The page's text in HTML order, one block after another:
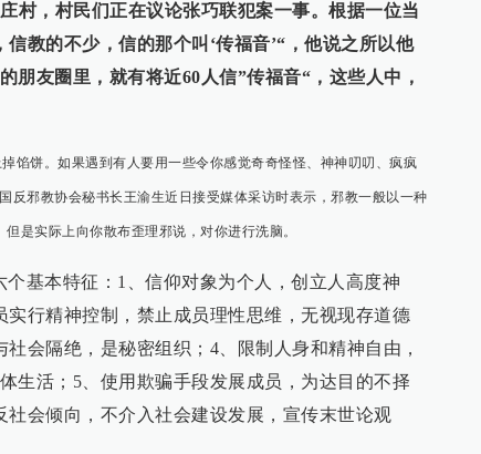
村，村民们正在议论张巧联犯案一事。根据一位当
教的不少，信的那个叫‘传福音’“，他说之所以他
朋友圈里，就有将近60人信”传福音“，这些人中，
饼。如果遇到有人要用一些令你感觉奇奇怪怪、神神叨叨、疯疯
反邪教协会秘书长王渝生近日接受媒体采访时表示，邪教一般以一种
是实际上向你散布歪理邪说，对你进行洗脑。
本特征：1、信仰对象为个人，创立人高度神
实行精神控制，禁止成员理性思维，无视现存道德
会隔绝，是秘密组织；4、限制人身和精神自由，
生活；5、使用欺骗手段发展成员，为达目的不择
会倾向，不介入社会建设发展，宣传末世论观